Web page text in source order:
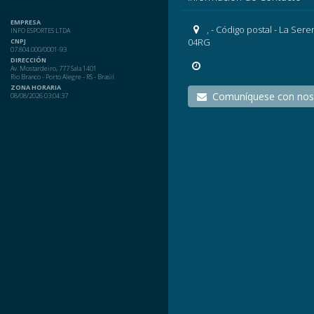
EMPRESA
INFO ESPORTES LTDA
CNPJ
07.804.000/0001-93
DIRECCIÓN
Av. Mostardeiro, 777 Sala 1401
Rio Branco - Porto Alegre - RS - Brasil
ZONA HORARIA
08/08/2026 03:04:37
, - Código postal - La
04RG
Comuníquese con